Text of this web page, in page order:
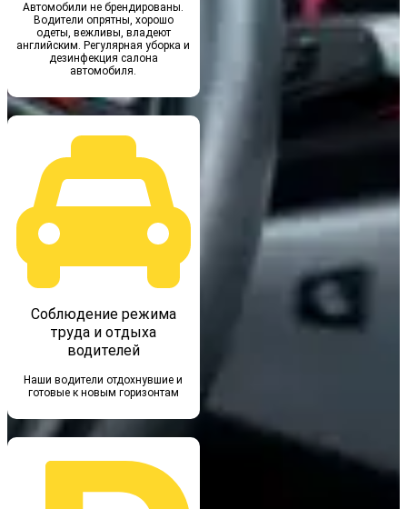
Автомобили не брендированы.
Водители опрятны, хорошо
одеты, вежливы, владеют
английским. Регулярная уборка и
дезинфекция салона
автомобиля.
Соблюдение режима
труда и отдыха
водителей
Наши водители отдохнувшие и
готовые к новым горизонтам